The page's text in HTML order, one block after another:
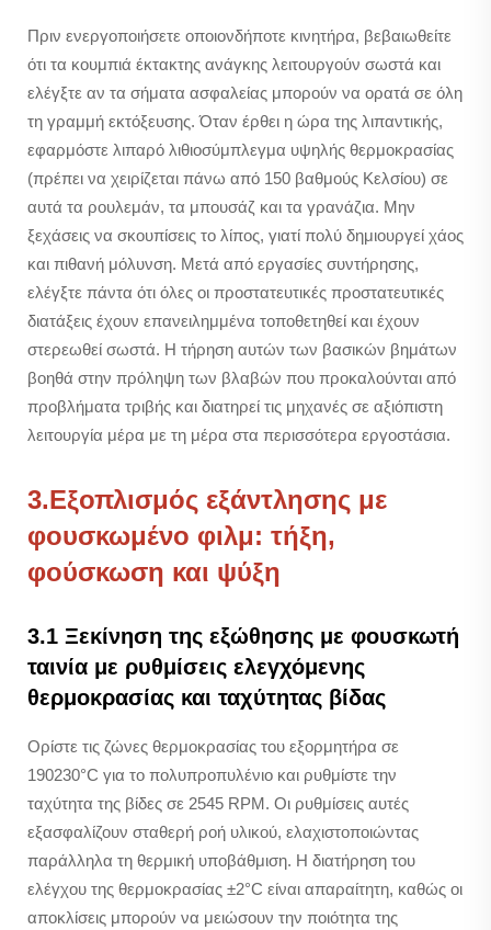
Πριν ενεργοποιήσετε οποιονδήποτε κινητήρα, βεβαιωθείτε
ότι τα κουμπιά έκτακτης ανάγκης λειτουργούν σωστά και
ελέγξτε αν τα σήματα ασφαλείας μπορούν να ορατά σε όλη
τη γραμμή εκτόξευσης. Όταν έρθει η ώρα της λιπαντικής,
εφαρμόστε λιπαρό λιθιοσύμπλεγμα υψηλής θερμοκρασίας
(πρέπει να χειρίζεται πάνω από 150 βαθμούς Κελσίου) σε
αυτά τα ρουλεμάν, τα μπουσάζ και τα γρανάζια. Μην
ξεχάσεις να σκουπίσεις το λίπος, γιατί πολύ δημιουργεί χάος
και πιθανή μόλυνση. Μετά από εργασίες συντήρησης,
ελέγξτε πάντα ότι όλες οι προστατευτικές προστατευτικές
διατάξεις έχουν επανειλημμένα τοποθετηθεί και έχουν
στερεωθεί σωστά. Η τήρηση αυτών των βασικών βημάτων
βοηθά στην πρόληψη των βλαβών που προκαλούνται από
προβλήματα τριβής και διατηρεί τις μηχανές σε αξιόπιστη
λειτουργία μέρα με τη μέρα στα περισσότερα εργοστάσια.
3.Εξοπλισμός εξάντλησης με
φουσκωμένο φιλμ: τήξη,
φούσκωση και ψύξη
3.1 Ξεκίνηση της εξώθησης με φουσκωτή
ταινία με ρυθμίσεις ελεγχόμενης
θερμοκρασίας και ταχύτητας βίδας
Ορίστε τις ζώνες θερμοκρασίας του εξορμητήρα σε
190230°C για το πολυπροπυλένιο και ρυθμίστε την
ταχύτητα της βίδες σε 2545 RPM. Οι ρυθμίσεις αυτές
εξασφαλίζουν σταθερή ροή υλικού, ελαχιστοποιώντας
παράλληλα τη θερμική υποβάθμιση. Η διατήρηση του
ελέγχου της θερμοκρασίας ±2°C είναι απαραίτητη, καθώς οι
αποκλίσεις μπορούν να μειώσουν την ποιότητα της